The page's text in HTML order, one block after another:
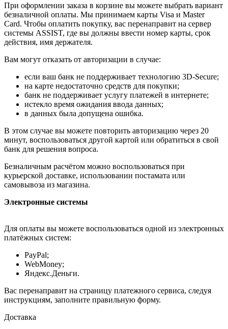
При оформлении заказа в корзине вы можете выбрать вариант
безналичной оплаты. Мы принимаем карты Visa и Master
Card. Чтобы оплатить покупку, вас перенаправит на сервер
системы ASSIST, где вы должны ввести номер карты, срок
действия, имя держателя.
Вам могут отказать от авторизации в случае:
если ваш банк не поддерживает технологию 3D-Secure;
на карте недостаточно средств для покупки;
банк не поддерживает услугу платежей в интернете;
истекло время ожидания ввода данных;
в данных была допущена ошибка.
В этом случае вы можете повторить авторизацию через 20
минут, воспользоваться другой картой или обратиться в свой
банк для решения вопроса.
Безналичным расчётом можно воспользоваться при
курьерской доставке, использовании постамата или
самовывоза из магазина.
Электронные системы
Для оплаты вы можете воспользоваться одной из электронных
платёжных систем:
PayPal;
WebMoney;
Яндекс.Деньги.
Вас перенаправит на страницу платежного сервиса, следуя
инструкциям, заполните правильную форму.
Доставка